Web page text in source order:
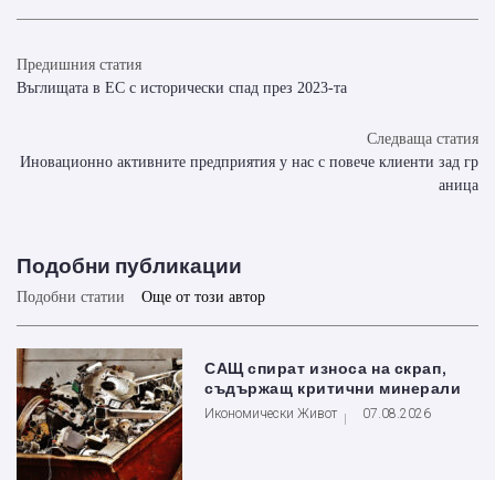
Предишния статия
Въглищата в ЕС с исторически спад през 2023-та
Следваща статия
Иновационно активните предприятия у нас с повече клиенти зад гр
аница
Подобни публикации
Подобни статии Още от този автор
САЩ спират износа на скрап,
съдържащ критични минерали
Икономически Живот 07.08.2026